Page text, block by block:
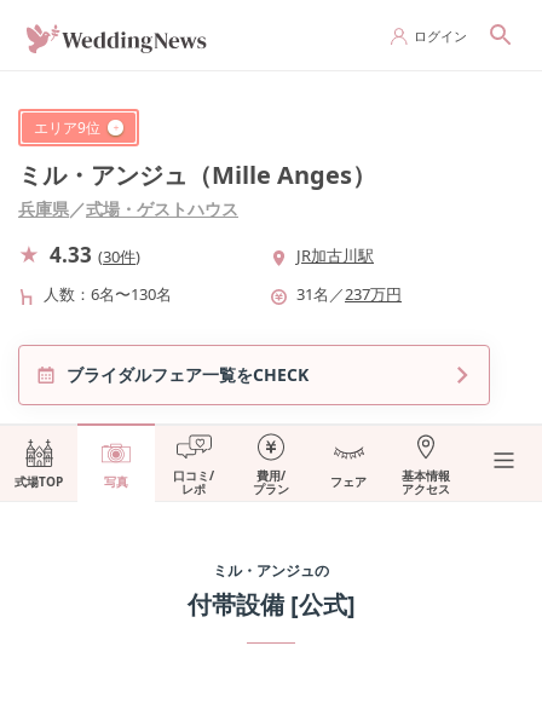
ログイン
エリア9位
ミル・アンジュ（Mille Anges）
兵庫県／式場・ゲストハウス
4.33 (30件)
JR加古川駅
人数
6名〜130名 31名 ／237万円
ブライダルフェア一覧をCHECK
式場TOP 写真 口コミ/
レポ
費用/
プラン フェア 基本情報
アクセス
ミル・アンジュの
付帯設備[公式]